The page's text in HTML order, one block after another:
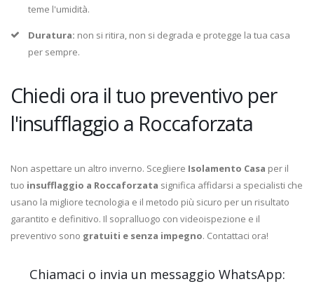
teme l'umidità.
Duratura: non si ritira, non si degrada e protegge la tua casa
per sempre.
Chiedi ora il tuo preventivo per
l'insufflaggio a Roccaforzata
Non aspettare un altro inverno. Scegliere Isolamento Casa per il
tuo insufflaggio a Roccaforzata significa affidarsi a specialisti che
usano la migliore tecnologia e il metodo più sicuro per un risultato
garantito e definitivo. Il sopralluogo con videoispezione e il
preventivo sono gratuiti e senza impegno. Contattaci ora!
Chiamaci o invia un messaggio WhatsApp: